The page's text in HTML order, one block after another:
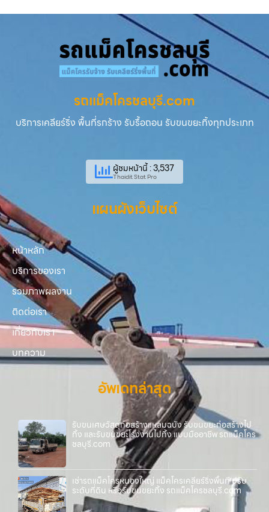
รถแม็คโครชลบุรี.com
บริการเคลียร์ริ่ง พื้นที่รกร้าง รับรื้อถอน รับขนขยะทิ้งทุกประเภท
ผู้ชมหน้านี้ : 3,537
Thaidit Stat Pro
แผนผังเว็บไซต์
หน้าหลัก
บริการของเรา
รวมภาพผลงาน
ติดต่อเรา
เกี่ยวกับเรา
บทความ
อัพเดทล่าสุด
รับขนเศษวัสดุก่อสร้างแหลมฉบัง รับขนขยะก่อสร้างไป
ทิ้ง และรับขนขยะโรงงานไปทิ้ง แบบมืออาชีพ รถแม็คโคร
ชลบุรี.com
เช่ารถแม็คโครหนองใหญ่ แม็คโครเคลียร์ริ่งพื้นที่ ปรับ
ระดับที่ดิน หรือรับขนขยะทิ้ง รถแม็คโครชลบุรี.com